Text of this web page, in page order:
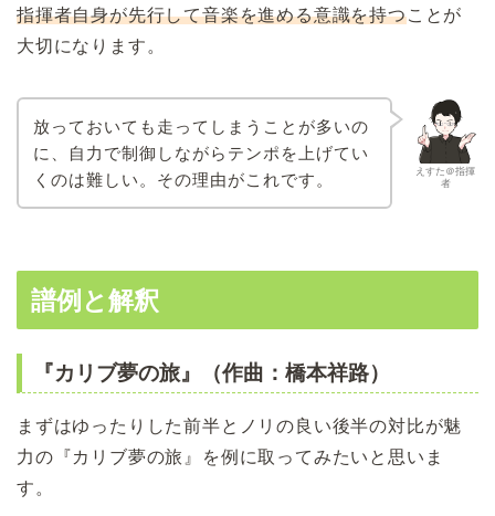
指揮者自身が先行して音楽を進める意識を持つことが
大切になります。
えすた＠指揮
者
放っておいても走ってしまうことが多いの
に、自力で制御しながらテンポを上げてい
くのは難しい。その理由がこれです。
譜例と解釈
『カリブ夢の旅』（作曲：橋本祥路）
まずはゆったりした前半とノリの良い後半の対比が魅
力の『カリブ夢の旅』を例に取ってみたいと思いま
す。